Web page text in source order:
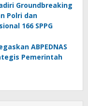
Groundbreaking
Polri dan
166 SPPG
ABPEDNAS
Pemerintah